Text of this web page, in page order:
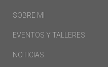
SOBRE MI
EVENTOS Y TALLERES
NOTICIAS